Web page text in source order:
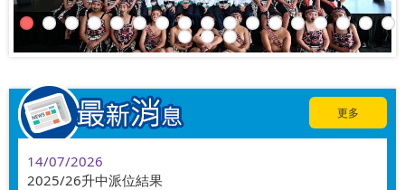
更多
14/07/2026
2025/26升中派位結果